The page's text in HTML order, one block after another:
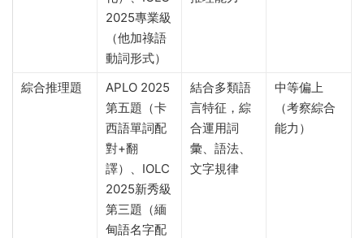
2025專業級
（他加祿語
動詞形式）
綜合推理題
APLO 2025
第五題（卡
西語單詞配
對+翻
譯）、IOLC
2025新秀級
第三題（緬
甸語名字配
結合多類語
言特征，綜
合運用詞
彙、語法、
文字規律
中等偏上
（考察綜合
能力）